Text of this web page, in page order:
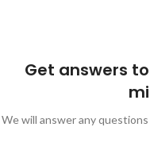
Get answers
We will answer any